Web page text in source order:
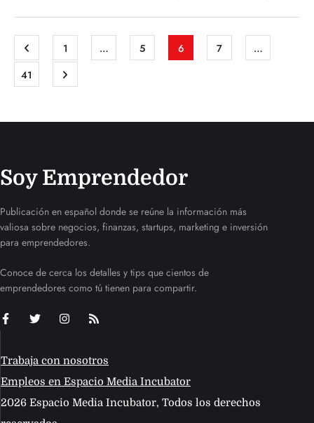
1 … 5 6 7
…
41
Soy Emprendedor
Publicación en español donde se reúne la información más
valiosa sobre negocios, finanzas, startups, marketing e inversión
para emprendedores.
Conoce de cerca los detalles y tips que cientos de
emprendedores como tú tienen para compartir.
Trabaja con nosotros
Empleos en Espacio Media Incubator
2026 Espacio Media Incubator, Todos los derechos